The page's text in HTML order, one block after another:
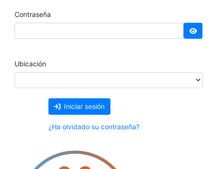
Contraseña
Ubicación
Iniciar sesión
¿Ha olvidado su contraseña?